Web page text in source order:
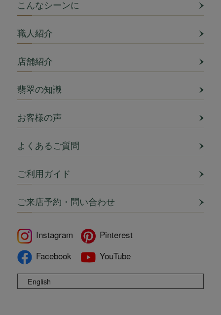
こんなシーンに
職人紹介
店舗紹介
翡翠の知識
お客様の声
よくあるご質問
ご利用ガイド
ご来店予約・問い合わせ
Instagram
Pinterest
Facebook
YouTube
English